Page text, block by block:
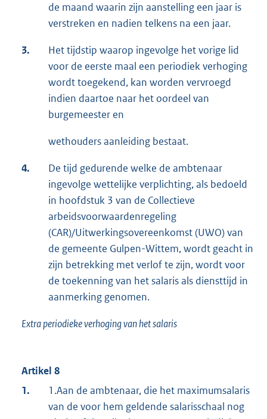
de maand waarin zijn aanstelling een jaar is
verstreken en nadien telkens na een jaar.
3.
Het tijdstip waarop ingevolge het vorige lid
voor de eerste maal een periodiek verhoging
wordt toegekend, kan worden vervroegd
indien daartoe naar het oordeel van
burgemeester en
wethouders aanleiding bestaat.
4.
De tijd gedurende welke de ambtenaar
ingevolge wettelijke verplichting, als bedoeld
in hoofdstuk 3 van de Collectieve
arbeidsvoorwaardenregeling
(CAR)/Uitwerkingsovereenkomst (UWO) van
de gemeente Gulpen-Wittem, wordt geacht in
zijn betrekking met verlof te zijn, wordt voor
de toekenning van het salaris als diensttijd in
aanmerking genomen.
Extra periodieke verhoging van het salaris
Artikel 8
1.
1.Aan de ambtenaar, die het maximumsalaris
van de voor hem geldende salarisschaal nog